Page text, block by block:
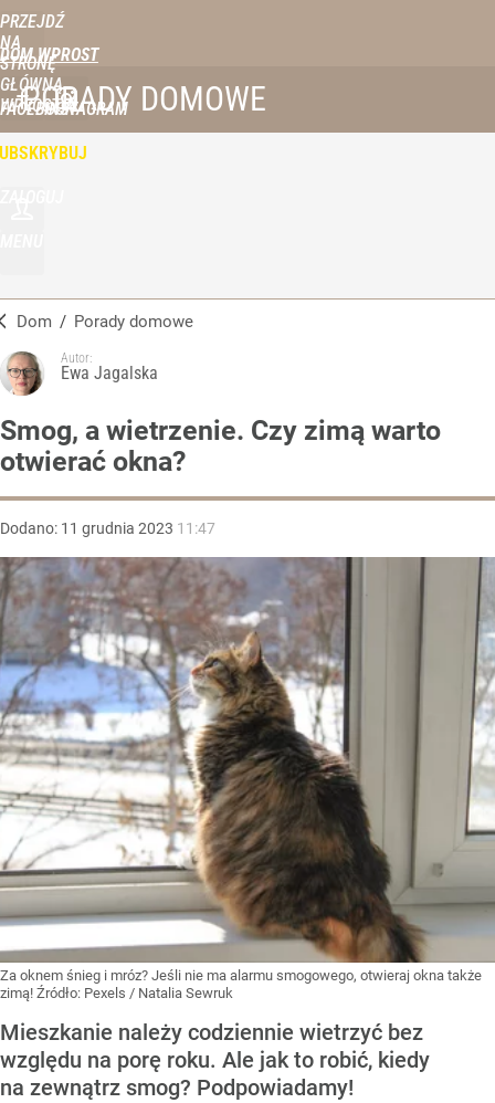
PRZEJDŹ
NA
STRONĘ
GŁÓWNĄ
WPROST.PL
DOM WPROST
FACEBOOKINSTAGRAM
PORADY DOMOWE
Dom / Porady domowe
Autor:
Ewa Jagalska
Smog, a wietrzenie. Czy zimą warto
otwierać okna?
Dodano: 11 grudnia 2023 11:47
Za oknem śnieg i mróz? Jeśli nie ma alarmu smogowego, otwieraj okna także
zimą! Źródło: Pexels / Natalia Sewruk
Mieszkanie należy codziennie wietrzyć bez
względu na porę roku. Ale jak to robić, kiedy
na zewnątrz smog? Podpowiadamy!